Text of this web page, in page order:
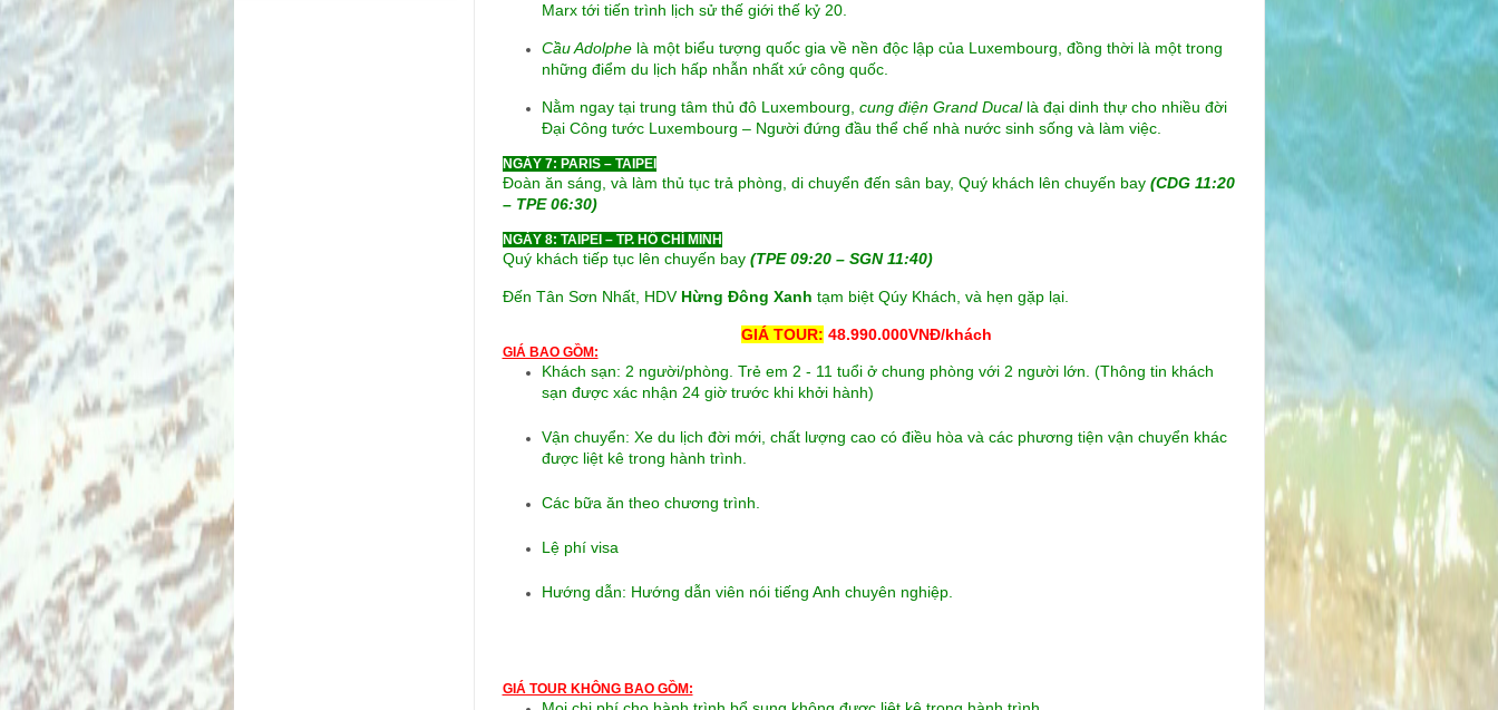
Marx tới tiến trình lịch sử thế giới thế kỷ 20.
Cầu Adolphelà một biểu tượng quốc gia về nền độc lập của Luxembourg, đồng thời là một trong
những điểm du lịch hấp nhẫn nhất xứ công quốc.
Nằm ngay tại trung tâm thủ đô Luxembourg, cung điện Grand Ducallà đại dinh thự cho nhiều đời
Đại Công tước Luxembourg – Người đứng đầu thể chế nhà nước sinh sống và làm việc.
NGÀY 7: PARIS – TAIPEI
Đoàn ăn sáng, và làm thủ tục trả phòng, di chuyển đến sân bay, Quý khách lên chuyến bay (CDG 11:20
– TPE 06:30)
NGÀY 8: TAIPEI – TP. HỒ CHÍ MINH
Quý khách tiếp tục lên chuyến bay (TPE 09:20 – SGN 11:40)
Đến Tân Sơn Nhất, HDV Hừng Đông Xanh tạm biệt Qúy Khách, và hẹn gặp lại.
GIÁ TOUR: 48.990.000VNĐ/khách
GIÁ BAO GỒM:
Khách sạn: 2 người/phòng. Trẻ em 2 - 11 tuổi ở chung phòng với 2 người lớn. (Thông tin khách
sạn được xác nhận 24 giờ trước khi khởi hành)
Vận chuyển: Xe du lịch đời mới, chất lượng cao có điều hòa và các phương tiện vận chuyển khác
được liệt kê trong hành trình.
Các bữa ăn theo chương trình.
Lệ phí visa
Hướng dẫn: Hướng dẫn viên nói tiếng Anh chuyên nghiệp.
GIÁ TOUR KHÔNG BAO GỒM: